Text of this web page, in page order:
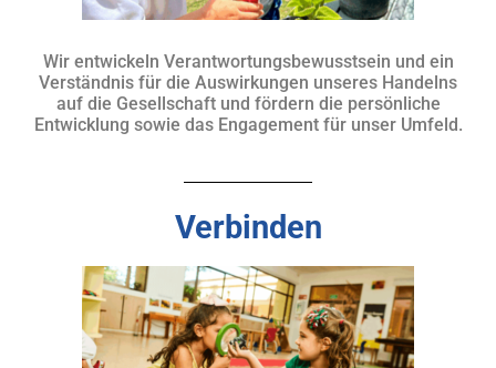
Wir entwickeln Verantwortungsbewusstsein und ein
Verständnis für die Auswirkungen unseres Handelns
auf die Gesellschaft und fördern die persönliche
Entwicklung sowie das Engagement für unser Umfeld.
Verbinden